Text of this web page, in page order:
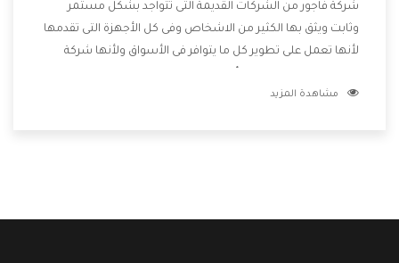
شركة فاجور من الشركات القديمة التى تتواجد بشكل مستمر
وثابت ويثق بها الكثير من الاشخاص وفى كل الأجهزة التى تقدمها
لأنها تعمل على تطوير كل ما يتوافر فى الأسواق ولأنها شركة
وتقدم للعملاء أقوى العروض والخصومات التى تسهل على
مشاهدة المزيد